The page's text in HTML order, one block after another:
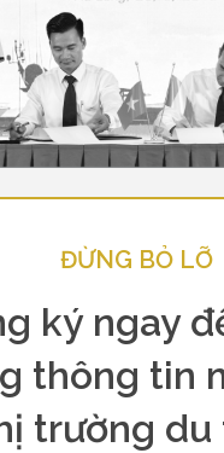
ĐỪNG BỎ LỠ
ký ngay
thông tin
trường du